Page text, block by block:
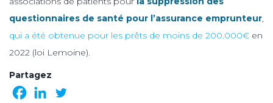
questionnaires de santé pour l’assurance emprunteur,
qui a été obtenue pour les prêts de moins de 200.000€ en
2022 (loi Lemoine).
Partagez